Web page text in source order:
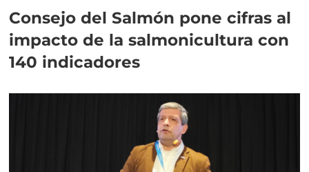
Consejo del Salmón pone cifras al
impacto de la salmonicultura con
140 indicadores